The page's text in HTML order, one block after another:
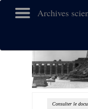
Archives
Consulter le